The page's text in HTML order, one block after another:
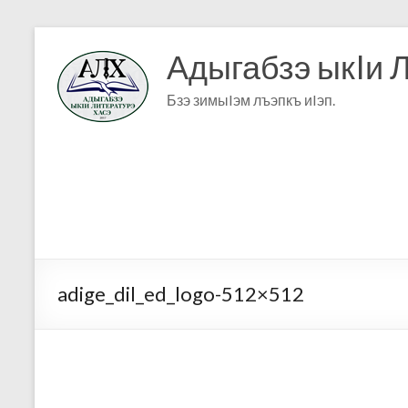
Адыгабзэ ыкIи
Бзэ зимыIэм лъэпкъ иIэп.
adige_dil_ed_logo-512×512